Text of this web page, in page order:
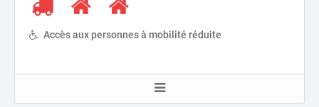
Accès aux personnes à mobilité réduite